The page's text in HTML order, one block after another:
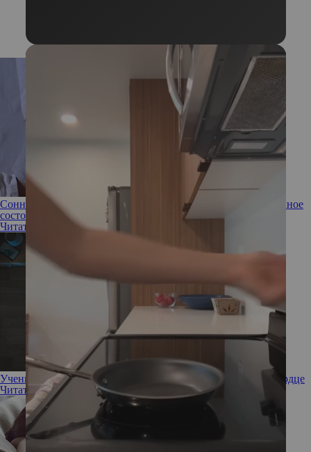
Сонный паралич: что это такое и как предотвратить загадочное
состояние
Читать полностью
Ученые советуют романтикам спать вместе: это укрепит сердце
Читать полностью